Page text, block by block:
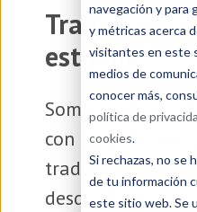
navegación y para
y métricas acerca
visitantes en este
medios de
conocer más,
política de
cookies.
Si rechazas, no se
de tu información
este sitio web. Se
Traducción
estonio
Somos una
con amplia
traducción
desde el estonio